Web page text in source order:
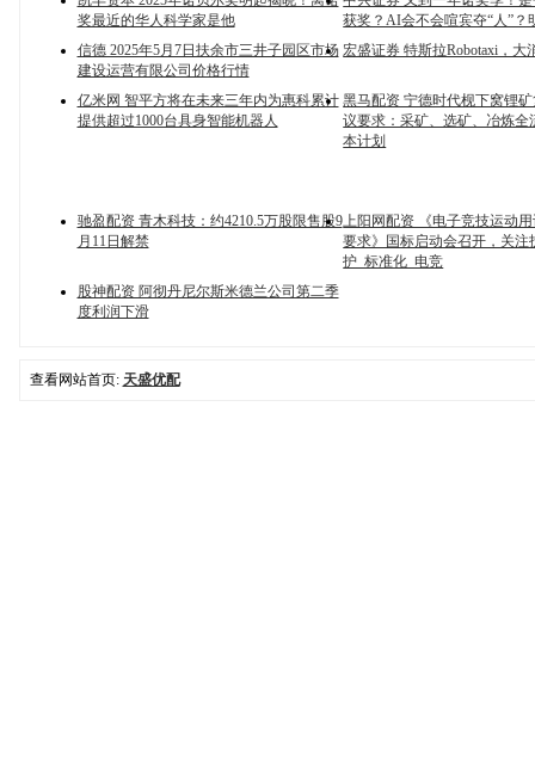
奖最近的华人科学家是他
获奖？AI会不会喧宾夺“人”？
信德 2025年5月7日扶余市三井子园区市场
建设运营有限公司价格行情
宏盛证券 特斯拉Robotaxi，大
亿米网 智平方将在未来三年内为惠科累计
提供超过1000台具身智能机器人
黑马配资 宁德时代枧下窝锂
议要求：采矿、选矿、冶炼全
本计划
驰盈配资 青木科技：约4210.5万股限售股9
月11日解禁
上阳网配资 《电子竞技运动
要求》国标启动会召开，关注
护_标准化_电竞
股神配资 阿彻丹尼尔斯米德兰公司第二季
度利润下滑
查看网站首页: 天盛优配